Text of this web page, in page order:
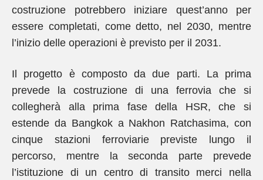
costruzione potrebbero iniziare quest’anno per
essere completati, come detto, nel 2030, mentre
l’inizio delle operazioni è previsto per il 2031.
Il progetto è composto da due parti. La prima
prevede la costruzione di una ferrovia che si
collegherà alla prima fase della HSR, che si
estende da Bangkok a Nakhon Ratchasima, con
cinque stazioni ferroviarie previste lungo il
percorso, mentre la seconda parte prevede
l’istituzione di un centro di transito merci nella